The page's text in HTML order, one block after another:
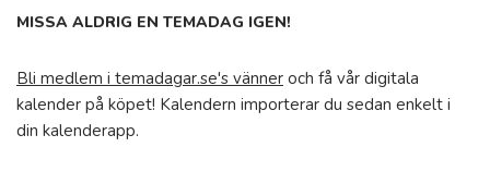
MISSA ALDRIG EN TEMADAG IGEN!
Bli medlem i temadagar.se's vänner och få vår digitala
kalender på köpet! Kalendern importerar du sedan enkelt i
din kalenderapp.